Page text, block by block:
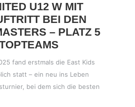
U12 W MIT
BEI DEN
– PLATZ 5
fand erstmals die East Kids
statt – ein neu ins Leben
bei dem sich die besten